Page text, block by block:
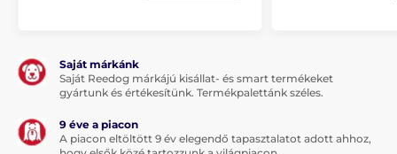
Saját márkánk
Saját Reedog márkájú kisállat- és smart termékeket
gyártunk és értékesítünk. Termékpalettánk széles.
9 éve a piacon
A piacon eltöltött 9 év elegendő tapasztalatot adott ahhoz,